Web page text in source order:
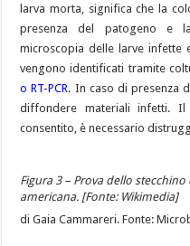
larva morta, significa che la
presenza del patogeno e
microscopia delle larve infette
vengono identificati tramite
o RT-PCR. In caso di presenza
diffondere materiali infetti.
consentito, è necessario
Figura 3 – Prova dello
americana. [Fonte: Wikimedia]
diGaia Cammareri. Fonte: